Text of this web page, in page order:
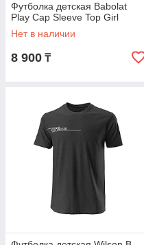
Футболка детская Babolat
Play Cap Sleeve Top Girl
Нет в наличии
8 900 ₸